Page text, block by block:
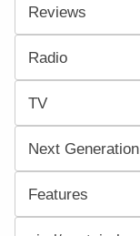
Reviews
Radio
TV
Next Generation
Features